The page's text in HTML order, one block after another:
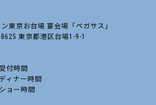
ン東京お台場 宴会場「ペガサス」
東京都港区台場1-9-1
付時間
ィナー時間
ョー時間